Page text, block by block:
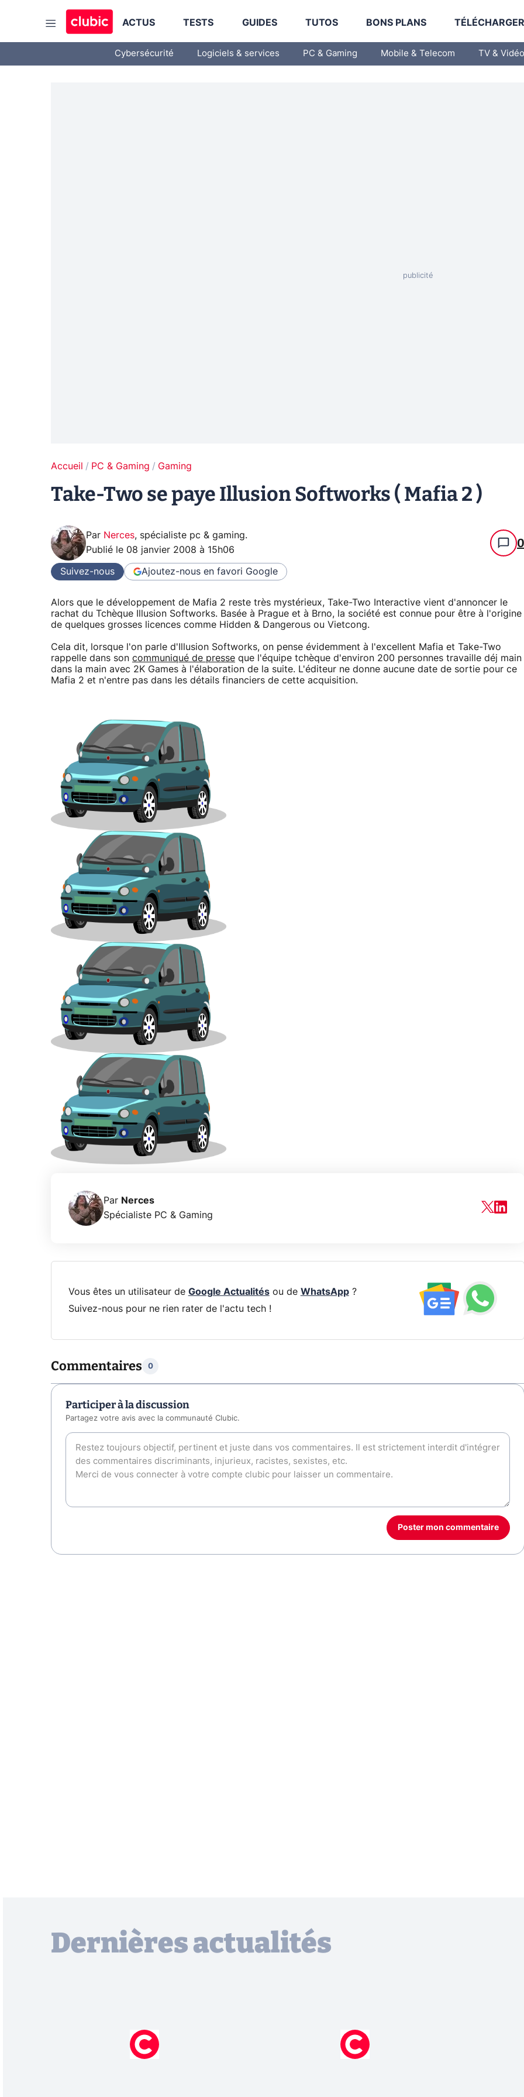
ACTUS TESTS GUIDES TUTOS BONS PLANS
Cybersécurité Logiciels & services PC & Gaming Mobile & Telecom TV & Vidéo
Accueil PC & Gaming Gaming
Take-Two se paye Illusion Softworks ( Mafia 2 )
Par Nerces, spécialiste pc & gaming.
Publié le 08 janvier 2008 à 15h06 0
Suivez-nous Ajoutez-nous en favori Google
Alors que le développement de Mafia 2 reste très mystérieux, Take-Two Interactive vient d'annoncer le
rachat du Tchèque Illusion Softworks. Basée à Prague et à Brno, la société est connue pour être à l'origine
de quelques grosses licences comme Hidden & Dangerous ou Vietcong.
Cela dit, lorsque l'on parle d'Illusion Softworks, on pense évidemment à l'excellent Mafia et Take-Two
rappelle dans son communiqué de presse que l'équipe tchèque d'environ 200 personnes travaille déj main
dans la main avec 2K Games à l'élaboration de la suite. L'éditeur ne donne aucune date de sortie pour ce
Mafia 2 et n'entre pas dans les détails financiers de cette acquisition.
Par Nerces
Spécialiste PC & Gaming
Vous êtes un utilisateur de Google Actualitésou de WhatsApp?
Suivez-nous pour ne rien rater de l'actu tech !
Commentaires 0
Participer à la discussion
Partagez votre avis avec la communauté Clubic.
Poster mon commentaire
Dernières actualités